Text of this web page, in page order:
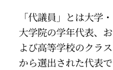
「代議員」とは大学・
大学院の学年代表、お
よび高等学校のクラス
から選出された代表で